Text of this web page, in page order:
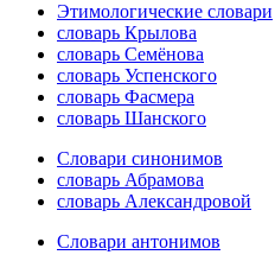
Этимологические словари
словарь Крылова
словарь Семёнова
словарь Успенского
словарь Фасмера
словарь Шанского
Словари синонимов
словарь Абрамова
словарь Александровой
Словари антонимов